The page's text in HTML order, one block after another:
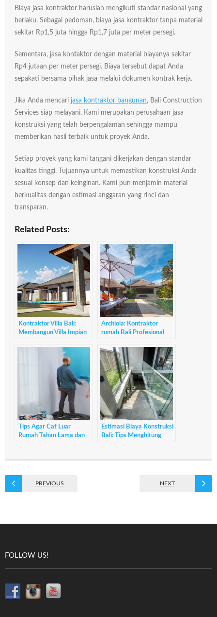
Biaya jasa kontraktor haruslah mengikuti standar nasional yang
berlaku. Sebagai pedoman, biaya jasa kontraktor tanpa material
sekitar Rp1,5 juta hingga Rp1,7 juta per meter persegi.
Sementara, jasa kontaktor dengan material biayanya sekitar
Rp4 jutaan per meter persegi. Biaya tersebut dapat Anda
sepakati bersama pihak jasa melalui dokumen kontrak kerja.
Jika Anda mencari jasa kontraktor bangunan, Bali Construction
Services siap melayani. Kami merupakan perusahaan jasa
konstruksi yang telah berpengalaman sehingga mampu
memberikan hasil terbaik untuk proyek Anda.
Setiap proyek yang kami tangani dikerjakan dengan standar
kualitas tinggi. Tujuannya untuk memastikan konstruksi Anda
sesuai konsep dan keinginan. Kami pun menjamin material
berkualitas dengan estimasi anggaran yang rinci dan
transparan.
Related Posts:
Kontraktor Villa Bali:
Membangun Villa Impian
Archiola: Kontraktor
rumah Bali Profesional
Tips Agar Cat Luar
Rumah Tahan Lama dan
Estimasi Biaya Konstruksi
Bali: Tips Menghitung
PREVIOUS NEXT
FOLLOW US!